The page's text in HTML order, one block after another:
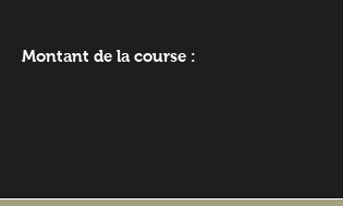
Montant de la course :